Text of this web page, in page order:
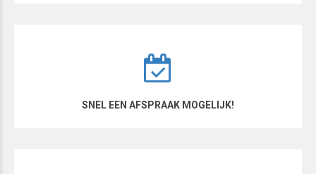
SNEL EEN AFSPRAAK MOGELIJK!